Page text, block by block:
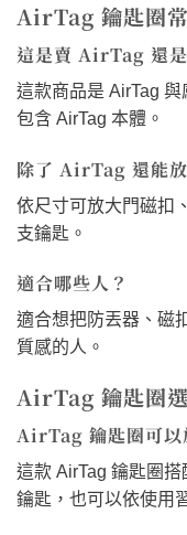
AirTag 鑰匙圈
這是賣 AirTag 還
這款商品是 AirTag
包含 AirTag 本體。
除了 AirTag 還能放
依尺寸可放大門磁扣
支鑰匙。
適合哪些人？
適合想把防丟器、磁
質感的人。
AirTag 鑰匙圈
AirTag 鑰匙圈可以
這款 AirTag 鑰匙圈
鑰匙，也可以依使用